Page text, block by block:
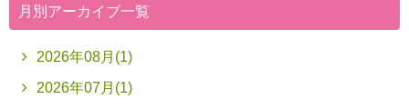
月別アーカイブ一覧
2026年08月(1)
2026年07月(1)